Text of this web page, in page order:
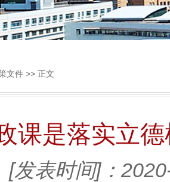
文件 >> 正文
课是落实立
[发表时间]：